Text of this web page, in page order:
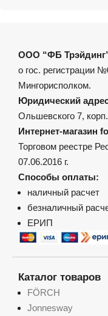
ООО “ФБ
о гос. регистрации
Мингорисполком.
Юридический
Ольшевского 7,
Интернет-магазин
Торговом реестре
07.06.2016 г.
Способы оплаты:
наличный расчет
безналичный
ЕРИП
Каталог товаров
FÖRCH
Jonnesway